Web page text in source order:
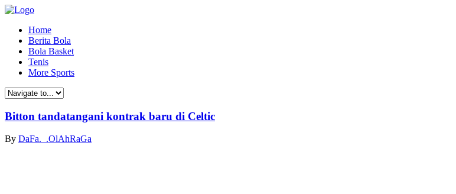
Home
Berita Bola
Bola Basket
Tenis
More Sports
Bitton tandatangani kontrak baru di Celtic
By DaFa._.OlAhRaGa